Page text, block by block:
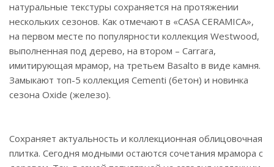
натуральные текстуры сохраняется на протяжении
нескольких сезонов. Как отмечают в «CASA CERAMICA»,
на первом месте по популярности коллекция Westwood,
выполненная под дерево, на втором – Carrara,
имитирующая мрамор, на третьем Basalto в виде камня.
Замыкают топ-5 коллекция Cementi (бетон) и новинка
сезона Oxide (железо).
Сохраняет актуальность и коллекционная облицовочная
плитка. Сегодня модными остаются сочетания мрамора с